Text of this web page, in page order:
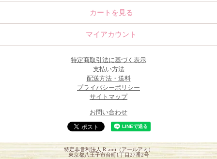
カートを見る
マイアカウント
特定商取引法に基づく表示
支払い方法
配送方法・送料
プライバシーポリシー
サイトマップ
お問い合わせ
特定非営利法人 R-ami（アールアミ）
東京都八王子市台町1丁目27番2号